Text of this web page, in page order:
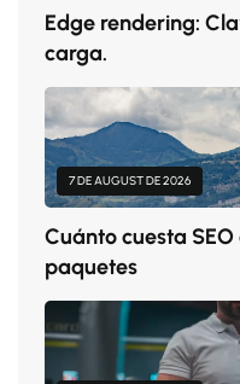
Edge rendering:
carga.
7 DE AUGUST DE 2026
Cuánto cuesta
paquetes